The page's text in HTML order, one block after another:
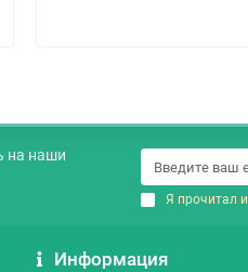
на наши
Я прочитал
Информация